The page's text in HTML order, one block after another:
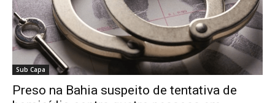
Sub Capa
Preso na Bahia suspeito de tentativa de